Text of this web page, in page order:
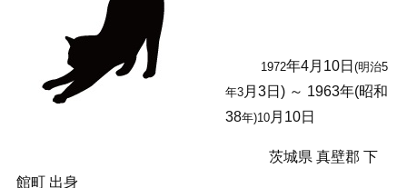
1972年4月10日(明治5
年3 月3日) ～ 1963年(昭和
38年)10 月10日
茨城県 真壁郡 下
館町 出身